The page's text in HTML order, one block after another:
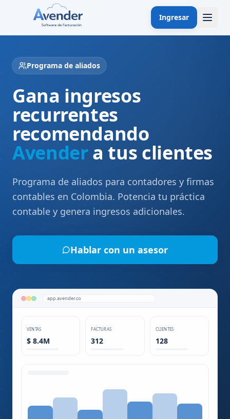
Ingresar
Programa de aliados
Gana ingresos
recurrentes
recomendando
Avendera tus clientes
Programa de aliados para contadores y firmas
contables en Colombia. Potencia tu práctica
contable y genera ingresos adicionales.
Hablar con un asesor
app.avender.co
VENTAS
$ 8.4M
FACTURAS
312
CLIENTES
128